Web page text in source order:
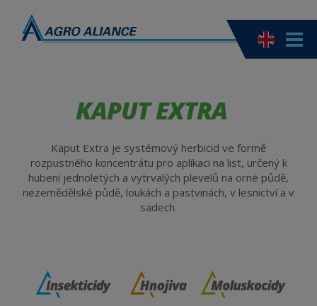
KAPUT EXTRA
Kaput Extra je systémový herbicid ve formě
rozpustného koncentrátu pro aplikaci na list, určený k
hubení jednoletých a vytrvalých plevelů na orné půdě,
nezemědělské půdě, loukách a pastvinách, v lesnictví a v
sadech.